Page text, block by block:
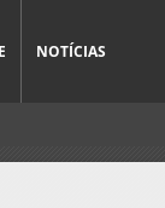
NOTÍCIAS